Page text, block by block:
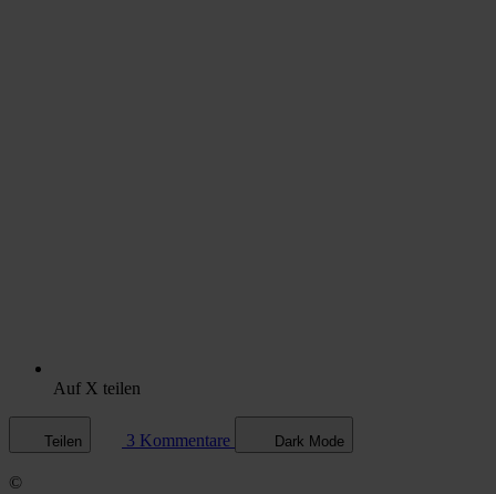
Auf X teilen
Teilen 3 Kommentare Dark Mode
©